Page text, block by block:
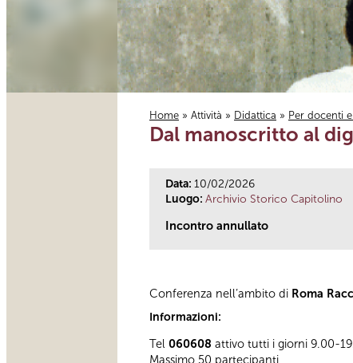
Tu sei qui
Home » Attività » Didattica » Per docenti
Dal manoscritto al
Data: 10/02/2026
Luogo: Archivio Storico Capitolino
Incontro annullato
Conferenza nell’ambito di Roma
Informazioni:
Tel 060608 attivo tutti i giorni 9.00-
Massimo 50 partecipanti